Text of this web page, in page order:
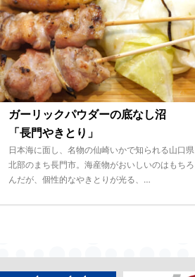
ガーリックパウダーの底なし沼
「長門やきとり」
日本海に面し、名物の仙崎いかで知られる山口県
北部のまち長門市。海産物がおいしいのはもちろ
んだが、個性的なやきとりが光る、…